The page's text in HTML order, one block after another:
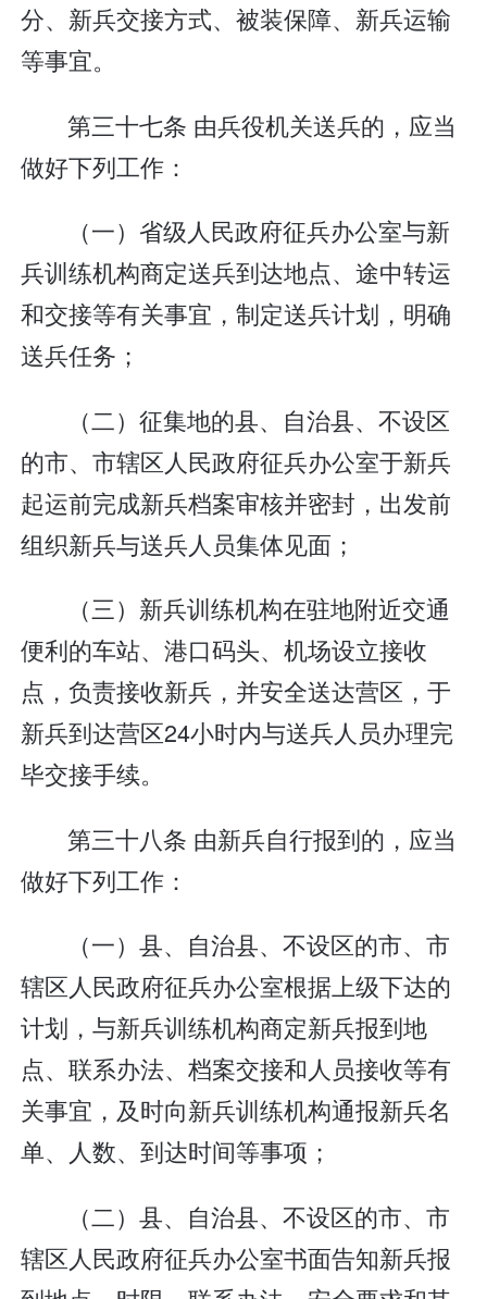
分、新兵交接方式、被装保障、新兵运输
等事宜。
第三十七条 由兵役机关送兵的，应当
做好下列工作：
（一）省级人民政府征兵办公室与新
兵训练机构商定送兵到达地点、途中转运
和交接等有关事宜，制定送兵计划，明确
送兵任务；
（二）征集地的县、自治县、不设区
的市、市辖区人民政府征兵办公室于新兵
起运前完成新兵档案审核并密封，出发前
组织新兵与送兵人员集体见面；
（三）新兵训练机构在驻地附近交通
便利的车站、港口码头、机场设立接收
点，负责接收新兵，并安全送达营区，于
新兵到达营区24小时内与送兵人员办理完
毕交接手续。
第三十八条 由新兵自行报到的，应当
做好下列工作：
（一）县、自治县、不设区的市、市
辖区人民政府征兵办公室根据上级下达的
计划，与新兵训练机构商定新兵报到地
点、联系办法、档案交接和人员接收等有
关事宜，及时向新兵训练机构通报新兵名
单、人数、到达时间等事项；
（二）县、自治县、不设区的市、市
辖区人民政府征兵办公室书面告知新兵报